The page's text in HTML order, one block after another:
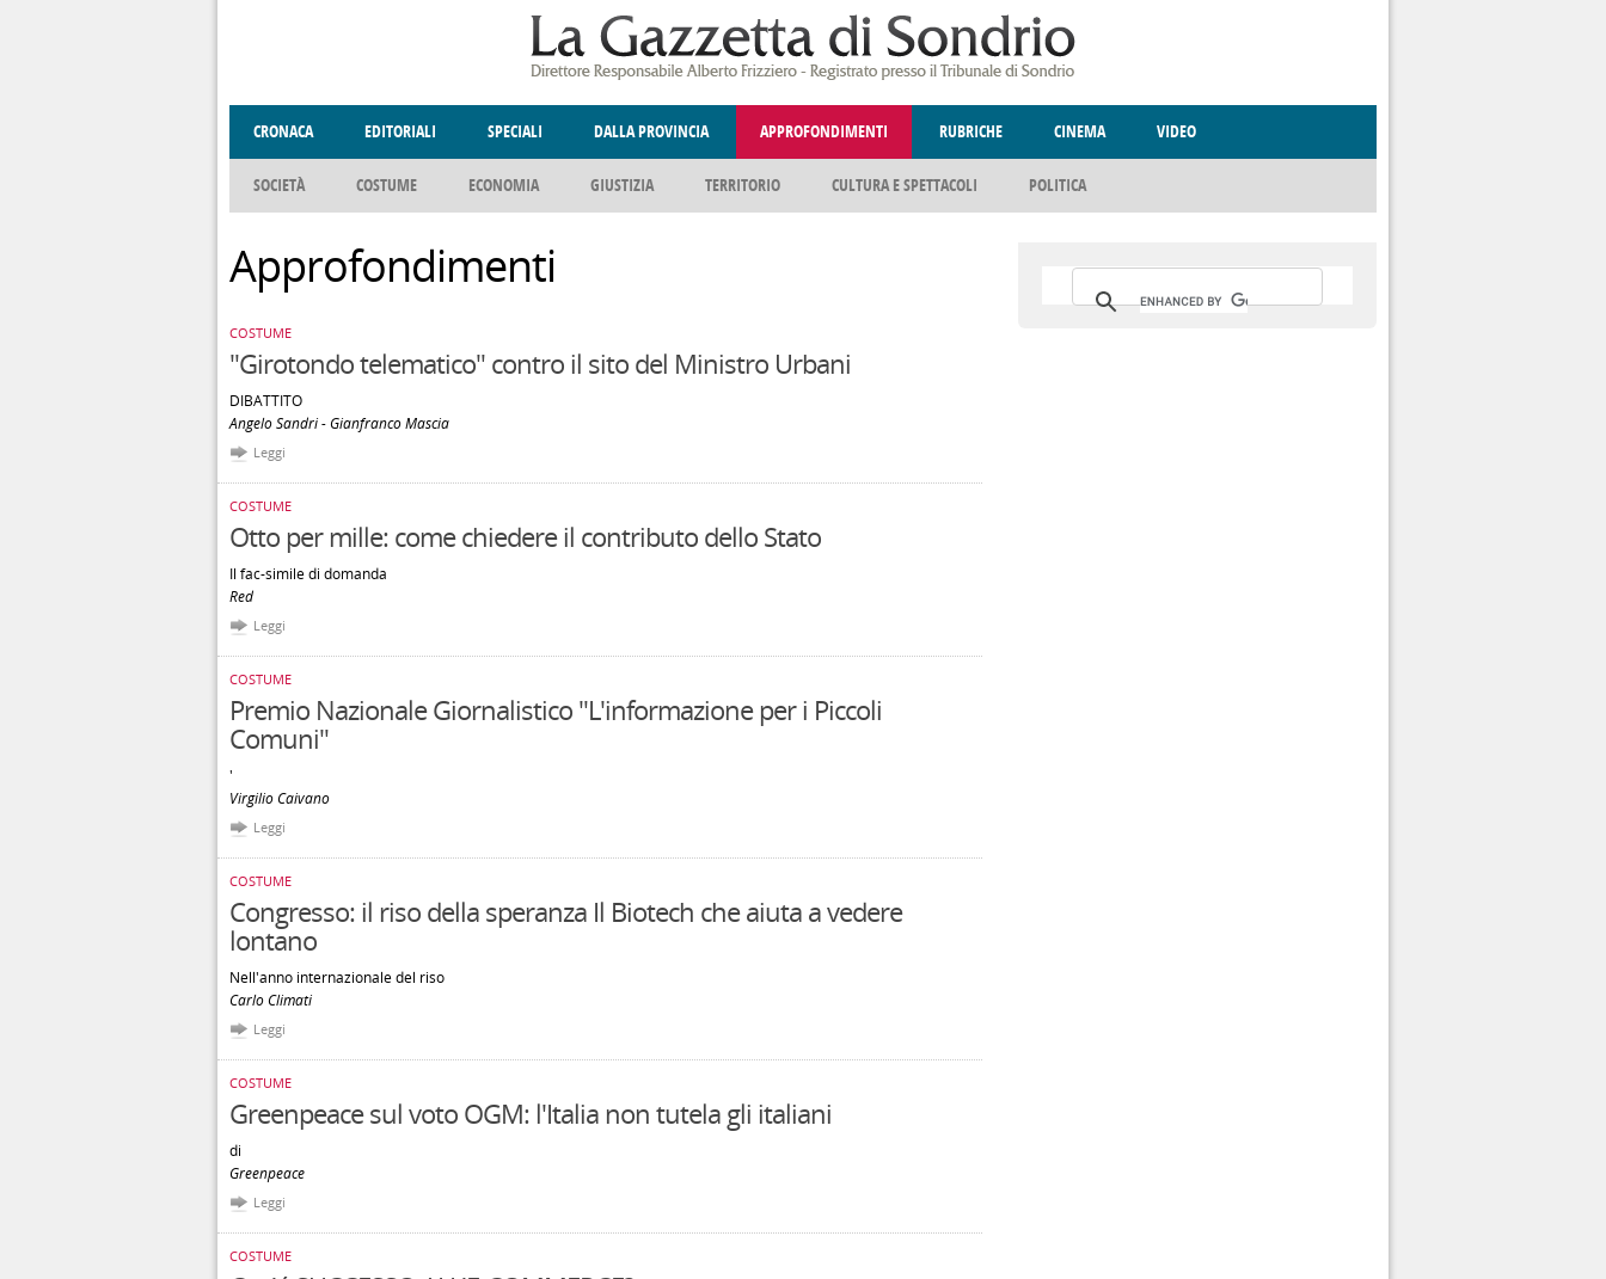
CRONACA EDITORIALI SPECIALI DALLA PROVINCIA APPROFONDIMENTI
SOCIETÀ COSTUME ECONOMIA GIUSTIZIA TERRITORIO CULTURA E SPETTACOLI POLITICA
RUBRICHE CINEMA VIDEO
Approfondimenti
COSTUME
"Girotondo telematico" contro il sito del Ministro Urbani
DIBATTITO
Angelo Sandri - Gianfranco Mascia
Leggi
COSTUME
Otto per mille: come chiedere il contributo dello Stato
Il fac-simile di domanda
Red
Leggi
COSTUME
Premio Nazionale Giornalistico "L'informazione per i Piccoli
Comuni"
'
Virgilio Caivano
Leggi
COSTUME
Congresso: il riso della speranza Il Biotech che aiuta a vedere
lontano
Nell'anno internazionale del riso
Carlo Climati
Leggi
COSTUME
Greenpeace sul voto OGM: l'Italia non tutela gli italiani
di
Greenpeace
Leggi
COSTUME